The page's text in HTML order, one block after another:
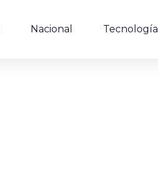
Nacional Tecnología